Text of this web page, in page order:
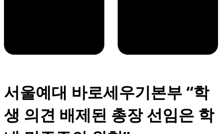
서울예대 바로세우기본부 “학
생 의견 배제된 총장 선임은 학